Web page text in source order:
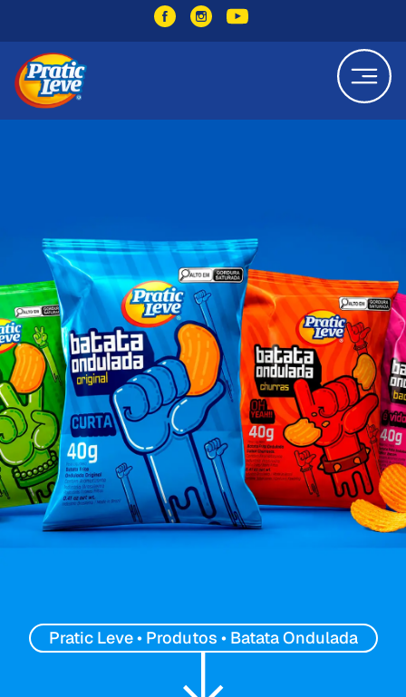
Pratic Leve • Produtos • Batata Ondulada